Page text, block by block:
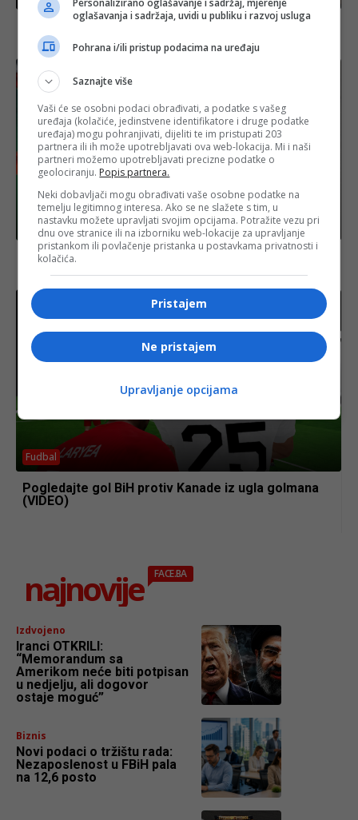
Novi podaci o tržištu rada: Nezaposlenost u FBiH
pala na 12,6 posto
Izdvojeno
Norris poslao poruku rivalima: Najbrži na treningu
Fudbal
Pogledajte gol BiH protiv Kanade iz ugla golmana
(VIDEO)
najnovije FACE.BA
Izdvojeno
Iranci OTKRILI:
“Memorandum sa
Amerikom neće biti potpisan
u nedjelju, ali dogovor
ostaje moguć”
Biznis
Novi podaci o tržištu rada:
Nezaposlenost u FBiH pala
na 12,6 posto
oglašavanja i sadržaja, uvidi u publiku i razvoj usluga
Pohrana i/ili pristup podacima na uređaju
Saznajte više
Vaši će se osobni podaci obrađivati, a podatke s vašeg
uređaja (kolačiće, jedinstvene identifikatore i druge podatke
uređaja) mogu pohranjivati, dijeliti te im pristupati 203
partnera ili ih može upotrebljavati ova web-lokacija. Mi i naši
partneri možemo upotrebljavati precizne podatke o
geolociranju. Popis partnera.
Neki dobavljači mogu obrađivati vaše osobne podatke na
temelju legitimnog interesa. Ako se ne slažete s tim, u
nastavku možete upravljati svojim opcijama. Potražite vezu pri
dnu ove stranice ili na izborniku web-lokacije za upravljanje
pristankom ili povlačenje pristanka u postavkama privatnosti i
kolačića.
Pristajem
Ne pristajem
Upravljanje opcijama